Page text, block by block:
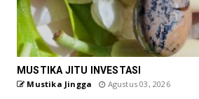
MUSTIKA JITU INVESTASI
Mustika Jingga Agustus 03, 2026